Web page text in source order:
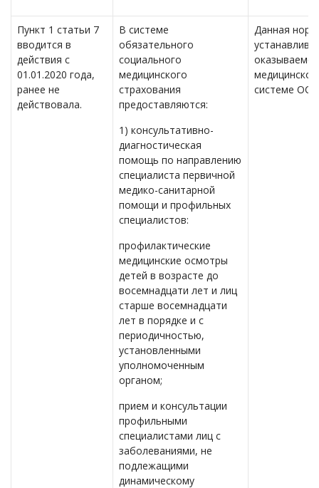
Пункт 1 статьи 7
вводится в
действия с
01.01.2020 года,
ранее не
действовала.
В системе
обязательного
социального
медицинского
страхования
предоставляются:
1) консультативно-
диагностическая
помощь по направлению
специалиста первичной
медико-санитарной
помощи и профильных
специалистов:
профилактические
медицинские осмотры
детей в возрасте до
восемнадцати лет и лиц
старше восемнадцати
лет в порядке и с
периодичностью,
установленными
уполномоченным
органом;
прием и консультации
профильными
специалистами лиц с
заболеваниями, не
подлежащими
динамическому
Данная
оказываемой
системе